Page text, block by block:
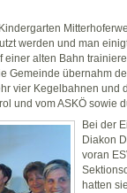
werden und man
einer alten Bahn
Gemeinde übernahm
vier Kegelbahnen und
und vom ASKÖ sowie
Bei der
Diakon
voran
hatten